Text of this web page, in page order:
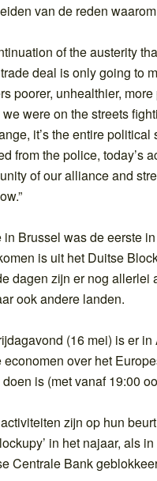
van de reden
of the austerity
deal is only going to
poorer, unhealthier,
were on the streets
it’s the entire
from the police, today’s
of our alliance and
in Brussel was de eerste
is uit het Duitse
dagen zijn er nog allerlei
ook andere landen.
(16 mei) is er in
economen over het
is (met vanaf 19:00
zijn op hun
in het najaar, als
Centrale Bank